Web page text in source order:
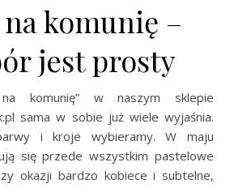
komunię –
jest prosty
na komunię” w naszym sklepie
sama w sobie już wiele wyjaśnia.
i kroje wybieramy. W maju
się przede wszystkim pastelowe
okazji bardzo kobiece i subtelne,